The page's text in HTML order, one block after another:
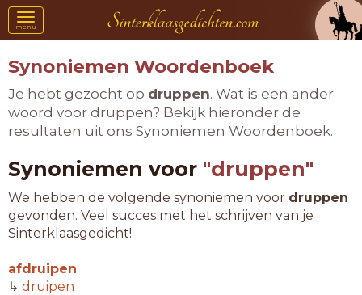
Toggle
navigation
menu
Synoniemen Woordenboek
Je hebt gezocht op druppen. Wat is een ander
woord voor druppen? Bekijk hieronder de
resultaten uit ons Synoniemen Woordenboek.
Synoniemen voor "druppen"
We hebben de volgende synoniemen voor druppen
gevonden. Veel succes met het schrijven van je
Sinterklaasgedicht!
afdruipen
↳ druipen